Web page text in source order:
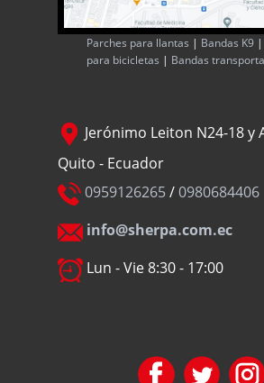
Parches para llantas | Bandas K9 |
para bicicletas | Bandas
Jerónimo Leiton N24-18 y
Quito - Ecuador
0959126265/0980684406
info@sherpa.com.ec
Lun - Vie 8:30 - 17:00